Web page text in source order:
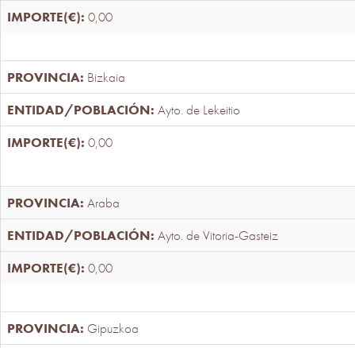
0,00
Bizkaia
Ayto. de Lekeitio
0,00
Araba
Ayto. de Vitoria-Gasteiz
0,00
Gipuzkoa